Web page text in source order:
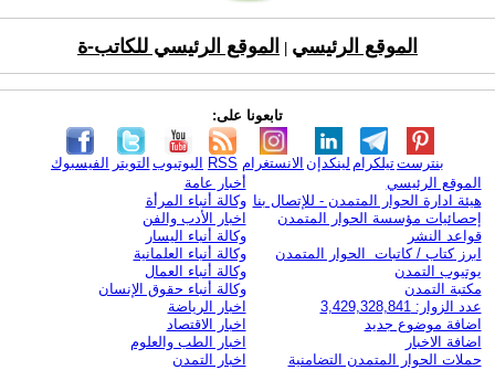
الموقع الرئيسي الموقع الرئيسي للكاتب-ة
تابعونا على:
الفيسبوك التويتر اليوتيوب RSS الانستغرام لينكدإن تيلكرامبنترست
الموقع الرئيسي
هيئة ادارة الحوار المتمدن - للإتصال بنا
إحصائيات مؤسسة الحوار المتمدن
قواعد النشر
ابرز كتاب / كاتبات الحوار المتمدن
يوتيوب التمدن
مكتبة التمدن
عدد الزوار: 3,429,328,841
اضافة موضوع جديد
اضافة الاخبار
حملات الحوار المتمدن التضامنية
أخبار عامة
وكالة أنباء المرأة
اخبار الأدب والفن
وكالة أنباء اليسار
وكالة أنباء العلمانية
وكالة أنباء العمال
وكالة أنباء حقوق الإنسان
اخبار الرياضة
اخبار الاقتصاد
اخبار الطب والعلوم
اخبار التمدن